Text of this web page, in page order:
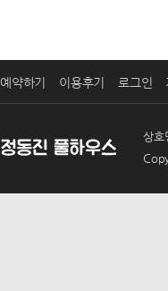
예약하기 이용후기 로그인
상호